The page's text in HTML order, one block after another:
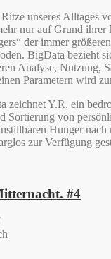
unseres Alltages
nur auf Grund ihrer
der immer
BigData bezieht
Analyse, Nutzung,
Parametern wird
zeichnet Y.R. ein
Sortierung von
Hunger
zur Verfügung
#4